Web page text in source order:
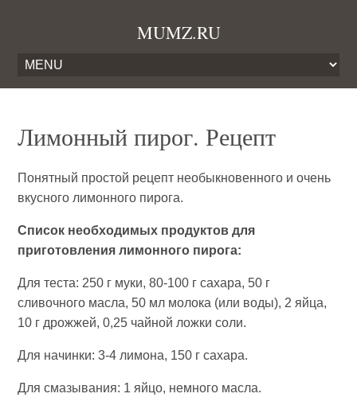
MUMZ.RU
Лимонный пирог. Рецепт
Понятный простой рецепт необыкновенного и очень
вкусного лимонного пирога.
Список необходимых продуктов для
приготовления лимонного пирога:
Для теста: 250 г муки, 80-100 г сахара, 50 г
сливочного масла, 50 мл молока (или воды), 2 яйца,
10 г дрожжей, 0,25 чайной ложки соли.
Для начинки: 3-4 лимона, 150 г сахара.
Для смазывания: 1 яйцо, немного масла.